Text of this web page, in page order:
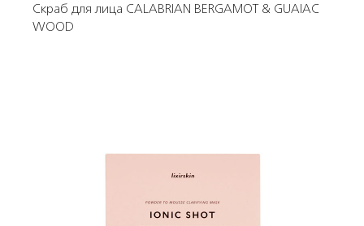
Скраб для лица CALABRIAN BERGAMOT & GUAIAC
WOOD